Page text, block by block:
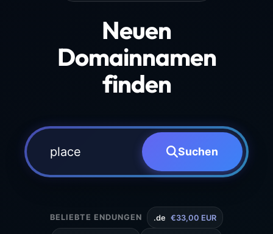
Neuen
Domainnamen
finden
Suchen
BELIEBTE ENDUNGEN .de €33,00 EUR